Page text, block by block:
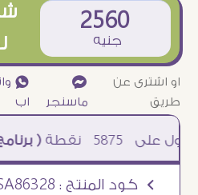
2560
جنيه
او اشترى عن
طريق
¥
ماسنجر
₧
اب
5875 نقطة( برنامج نقاطى
Ö كود المنتج : SA86328